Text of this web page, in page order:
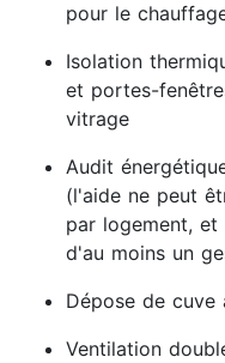
pour le
Isolation
et portes-
vitrage
Audit
(l'aide ne peut
par logement,
d'au moins un
Dépose de cuve
Ventilation